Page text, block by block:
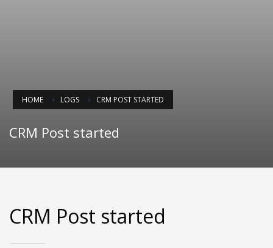
HOME LOGS CRM POST STARTED
CRM Post started
CRM Post started